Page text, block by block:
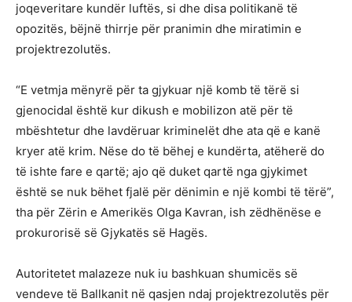
joqeveritare kundër luftës, si dhe disa politikanë të
opozitës, bëjnë thirrje për pranimin dhe miratimin e
projektrezolutës.
“E vetmja mënyrë për ta gjykuar një komb të tërë si
gjenocidal është kur dikush e mobilizon atë për të
mbështetur dhe lavdëruar kriminelët dhe ata që e kanë
kryer atë krim. Nëse do të bëhej e kundërta, atëherë do
të ishte fare e qartë; ajo që duket qartë nga gjykimet
është se nuk bëhet fjalë për dënimin e një kombi të tërë”,
tha për Zërin e Amerikës Olga Kavran, ish zëdhënëse e
prokurorisë së Gjykatës së Hagës.
Autoritetet malazeze nuk iu bashkuan shumicës së
vendeve të Ballkanit në qasjen ndaj projektrezolutës për